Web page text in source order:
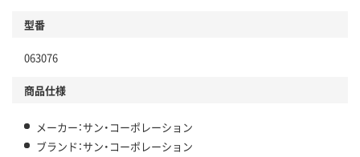
型番
063076
商品仕様
メーカー：サン・コーポレーション
ブランド：サン・コーポレーション